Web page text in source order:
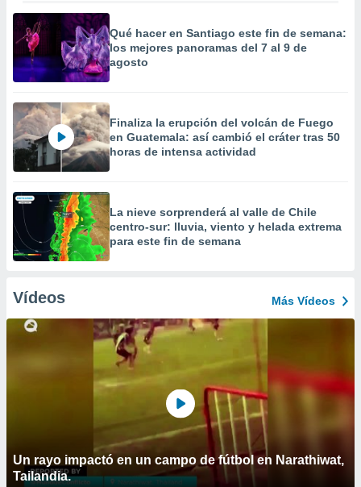
Qué hacer en Santiago este fin de semana:
los mejores panoramas del 7 al 9 de
agosto
Finaliza la erupción del volcán de Fuego
en Guatemala: así cambió el cráter tras 50
horas de intensa actividad
La nieve sorprenderá al valle de Chile
centro-sur: lluvia, viento y helada extrema
para este fin de semana
Vídeos Más Vídeos
Un rayo impactó en un campo de fútbol en Narathiwat,
Tailandia.